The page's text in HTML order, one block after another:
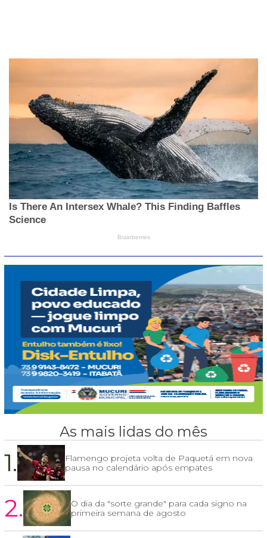
As mais lidas do mês
1.
Flamengo projeta volta de Paquetá em nova
pausa no calendário após empates
2.
O dia da "sorte grande" para cada signo na
primeira semana de agosto